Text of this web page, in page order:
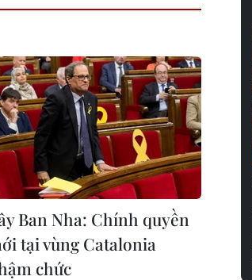
Ban Nha: Chính quyền
tại vùng Catalonia
chức